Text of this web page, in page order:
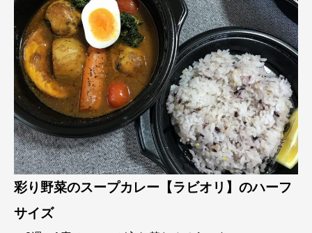
彩り野菜のスープカレー【ラビオリ】のハーフ
サイズ